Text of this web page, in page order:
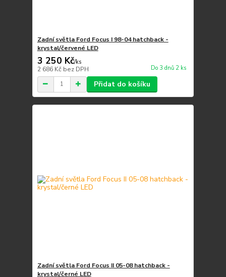
Zadní světla Ford Focus I 98-04 hatchback -
krystal/červené LED
3 250 Kč/ks
2 686 Kč bez DPH Do 3 dnů 2 ks
Přidat do košíku
Zadní světla Ford Focus II 05-08 hatchback -
krystal/černé LED